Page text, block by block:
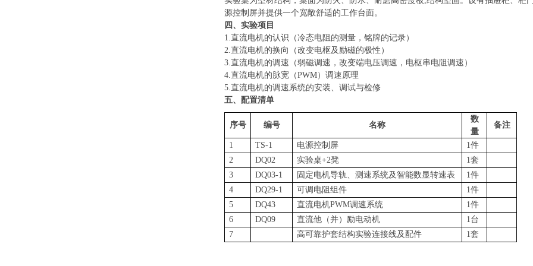
源控制屏并提供一个宽敞舒适的工作台面。
四、实验项目
1.直流电机的认识（冷态电阻的测量，铭牌的记录）
2.直流电机的换向（改变电枢及励磁的极性）
3.直流电机的调速（弱磁调速，改变端电压调速，电枢串电阻调速）
4.直流电机的脉宽（PWM）调速原理
5.直流电机的调速系统的安装、调试与检修
五、配置清单
序号 编号 名称
数
量
备注
1 TS-1 电源控制屏
1件
2
DQ02 实验桌+2凳
1套
3
DQ03-1 固定电机导轨、测速系统及智能数显转速表
1件
4
DQ29-1 可调电阻组件
1件
5
DQ43 直流电机PWM调速系统
1件
6
DQ09 直流他（并）励电动机
1台
7
高可靠护套结构实验连接线及配件 1套